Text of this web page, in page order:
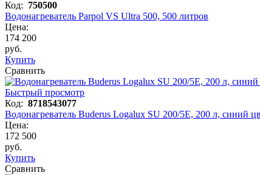
Код: 750500
Водонагреватель Parpol VS Ultra 500, 500 литров
Цена:
174 200
руб.
Купить
Сравнить
Быстрый просмотр
Код: 8718543077
Водонагреватель Buderus Logalux SU 200/5Е, 200 л, синий
Цена:
172 500
руб.
Купить
Сравнить